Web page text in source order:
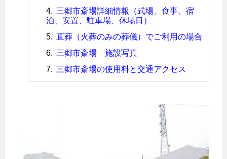
三郷市斎場詳細情報（式場、食事、宿
泊、安置、駐車場、休場日）
直葬（火葬のみの葬儀）でご利用の場合
三郷市斎場 施設写真
三郷市斎場の使用料と交通アクセス